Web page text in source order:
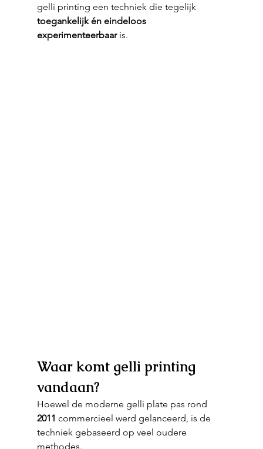
gelli printing een techniek die tegelijk
toegankelijk én eindeloos
experimenteerbaar is.
Waar komt gelli printing
vandaan?
Hoewel de moderne gelli plate pas rond
2011 commercieel werd gelanceerd, is de
techniek gebaseerd op veel oudere
methodes.